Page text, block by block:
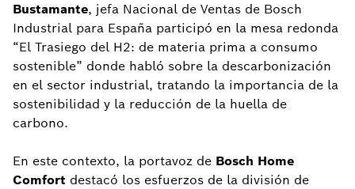
Bustamante, jefa Nacional de Ventas de Bosch
Industrial para España participó en la mesa redonda
“El Trasiego del H2: de materia prima a consumo
sostenible” donde habló sobre la descarbonización
en el sector industrial, tratando la importancia de la
sostenibilidad y la reducción de la huella de
carbono.
En este contexto, la portavoz de Bosch Home
Comfort destacó los esfuerzos de la división de